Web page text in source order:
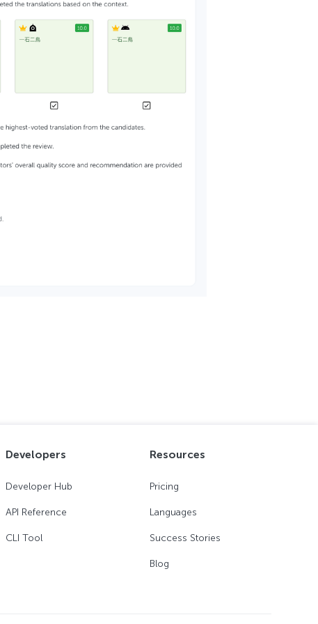
Developers
Developer Hub
API Reference
CLI Tool
Resources
Pricing
Languages
Success Stories
Blog